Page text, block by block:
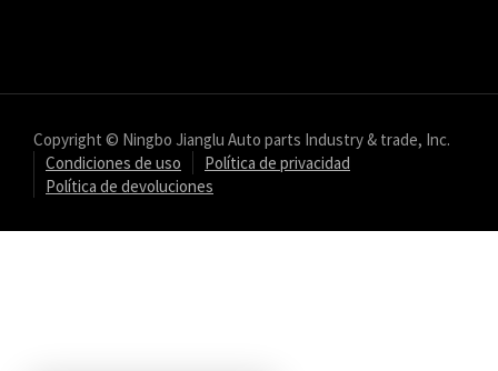
Copyright © Ningbo Jianglu Auto parts Industry & trade, Inc.
Condiciones de uso
Política de privacidad
Política de devoluciones